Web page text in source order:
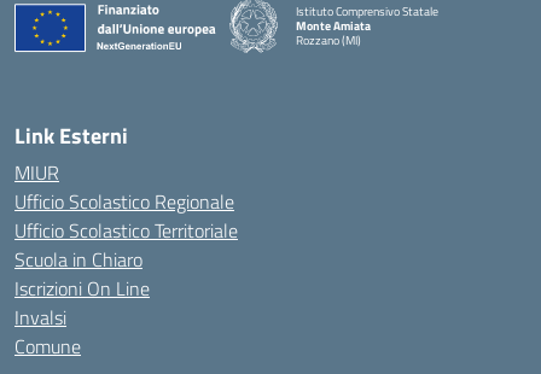
Istituto Comprensivo Statale
Monte Amiata
Rozzano (MI)
Link Esterni
MIUR
Ufficio Scolastico Regionale
Ufficio Scolastico Territoriale
Scuola in Chiaro
Iscrizioni On Line
Invalsi
Comune